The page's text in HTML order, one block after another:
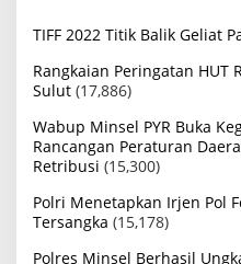
TIFF 2022 Titik Balik Geliat
Rangkaian Peringatan HUT
Sulut (17,886)
Wabup Minsel PYR Buka
Rancangan Peraturan
Retribusi (15,300)
Polri Menetapkan Irjen Pol
Tersangka (15,178)
Polres Minsel Berhasil